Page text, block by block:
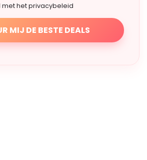
met het privacybeleid